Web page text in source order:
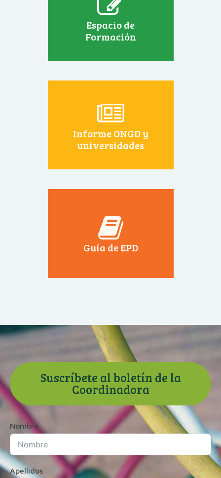
Espacio de
Formación
Informe ONGD y
universidades
Guía de EPD
Suscríbete al boletín de la
Coordinadora
Nombre
Apellidos